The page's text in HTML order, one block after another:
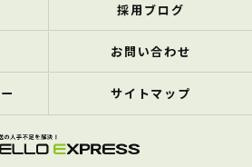
採用ブログ
お問い合わせ
サイトマップ